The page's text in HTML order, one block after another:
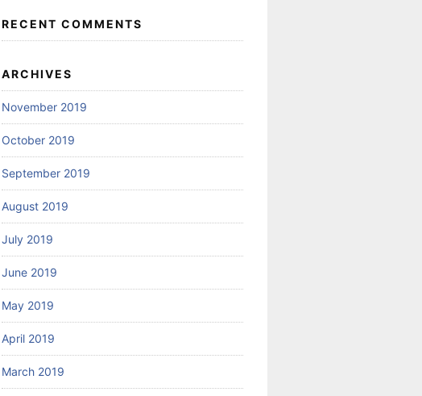
RECENT COMMENTS
ARCHIVES
November 2019
October 2019
September 2019
August 2019
July 2019
June 2019
May 2019
April 2019
March 2019